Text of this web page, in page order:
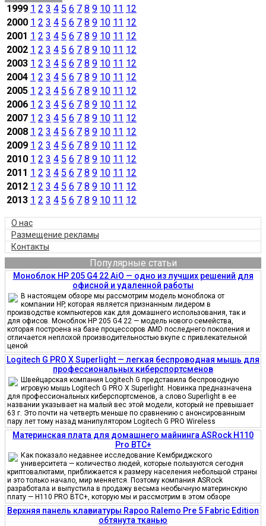
1999 1 2 3 4 5 6 7 8 9 10 11 12
2000 1 2 3 4 5 6 7 8 9 10 11 12
2001 1 2 3 4 5 6 7 8 9 10 11 12
2002 1 2 3 4 5 6 7 8 9 10 11 12
2003 1 2 3 4 5 6 7 8 9 10 11 12
2004 1 2 3 4 5 6 7 8 9 10 11 12
2005 1 2 3 4 5 6 7 8 9 10 11 12
2006 1 2 3 4 5 6 7 8 9 10 11 12
2007 1 2 3 4 5 6 7 8 9 10 11 12
2008 1 2 3 4 5 6 7 8 9 10 11 12
2009 1 2 3 4 5 6 7 8 9 10 11 12
2010 1 2 3 4 5 6 7 8 9 10 11 12
2011 1 2 3 4 5 6 7 8 9 10 11 12
2012 1 2 3 4 5 6 7 8 9 10 11 12
2013 1 2 3 4 5 6 7 8 9 10 11 12
О нас
Размещение рекламы
Контакты
Популярные статьи
Моноблок HP 205 G4 22 AiO — одно из лучших решений для
офисной и удаленной работы
В настоящем обзоре мы рассмотрим модель моноблока от
компании HP, которая является признанным лидером в
производстве компьютеров как для домашнего использования, так и
для офисов. Моноблок HP 205 G4 22 — модель нового семейства,
которая построена на базе процессоров AMD последнего поколения и
отличается неплохой производительностью вкупе с привлекательной
ценой
Logitech G PRO X Superlight — легкая беспроводная мышь для
профессиональных киберспортсменов
Швейцарская компания Logitech G представила беспроводную
игровую мышь Logitech G PRO X Superlight. Новинка предназначена
для профессиональных киберспортсменов, а слово Superlight в ее
названии указывает на малый вес этой модели, который не превышает
63 г. Это почти на четверть меньше по сравнению с анонсированным
пару лет тому назад манипулятором Logitech G PRO Wireless
Материнская плата для домашнего майнинга ASRock H110
Pro BTC+
Как показало недавнее исследование Кембриджского
университета — количество людей, которые пользуются сегодня
криптовалютами, приближается к размеру населения небольшой страны
и это только начало, мир меняется. Поэтому компания ASRock
разработала и выпустила в продажу весьма необычную материнскую
плату — H110 PRO BTC+, которую мы и рассмотрим в этом обзоре
Верхняя панель клавиатуры Rapoo Ralemo Pre 5 Fabric Edition
обтянута тканью